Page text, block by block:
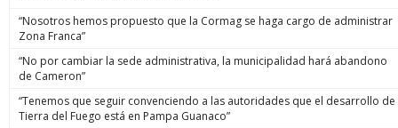
“Nosotros hemos propuesto que la Cormag se haga cargo de administrar
Zona Franca”
“No por cambiar la sede administrativa, la municipalidad hará abandono
de Cameron”
“Tenemos que seguir convenciendo a las autoridades que el desarrollo de
Tierra del Fuego está en Pampa Guanaco”